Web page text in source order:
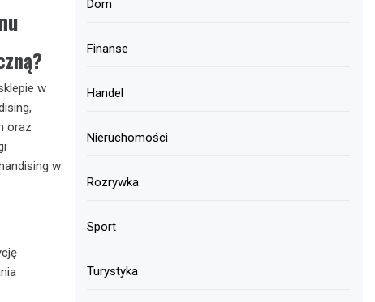
w
oraz
w
Dom
Finanse
Handel
Nieruchomości
Rozrywka
Sport
Turystyka